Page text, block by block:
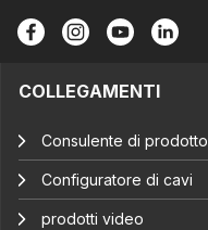
COLLEGAMENTI
Consulente di prodotto
Configuratore di cavi
prodotti video